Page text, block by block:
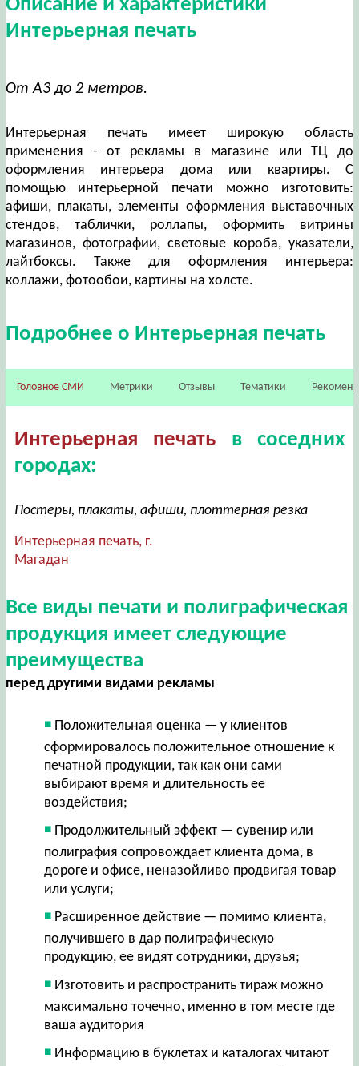
Описание и характеристики
Интерьерная печать
От А3 до 2 метров.
Интерьерная печать имеет широкую область
применения - от рекламы в магазине или ТЦ до
оформления интерьера дома или квартиры. С
помощью интерьерной печати можно изготовить:
афиши, плакаты, элементы оформления выставочных
стендов, таблички, роллапы, оформить витрины
магазинов, фотографии, световые короба, указатели,
лайтбоксы. Также для оформления интерьера:
коллажи, фотообои, картины на холсте.
Подробнее о Интерьерная печать
Головное СМИ Метрики Отзывы Тематики
Интерьерная печать в соседних
городах:
Постеры, плакаты, афиши, плоттерная резка
Интерьерная печать, г.
Магадан
Все виды печати и полиграфическая
продукция имеет следующие
преимущества
перед другими видами рекламы
Положительная оценка — у клиентов
сформировалось положительное отношение к
печатной продукции, так как они сами
выбирают время и длительность ее
воздействия;
Продолжительный эффект — сувенир или
полиграфия сопровождает клиента дома, в
дороге и офисе, неназойливо продвигая товар
или услуги;
Расширенное действие — помимо клиента,
получившего в дар полиграфическую
продукцию, ее видят сотрудники, друзья;
Изготовить и распространить тираж можно
максимально точечно, именно в том месте где
ваша аудитория
Информацию в буклетах и каталогах читают